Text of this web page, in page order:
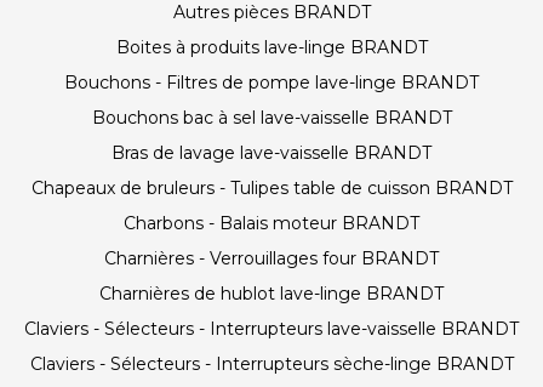
Autres pièces BRANDT
Boites à produits lave-linge BRANDT
Bouchons - Filtres de pompe lave-linge BRANDT
Bouchons bac à sel lave-vaisselle BRANDT
Bras de lavage lave-vaisselle BRANDT
Chapeaux de bruleurs - Tulipes table de cuisson BRANDT
Charbons - Balais moteur BRANDT
Charnières - Verrouillages four BRANDT
Charnières de hublot lave-linge BRANDT
Claviers - Sélecteurs - Interrupteurs lave-vaisselle BRANDT
Claviers - Sélecteurs - Interrupteurs sèche-linge BRANDT